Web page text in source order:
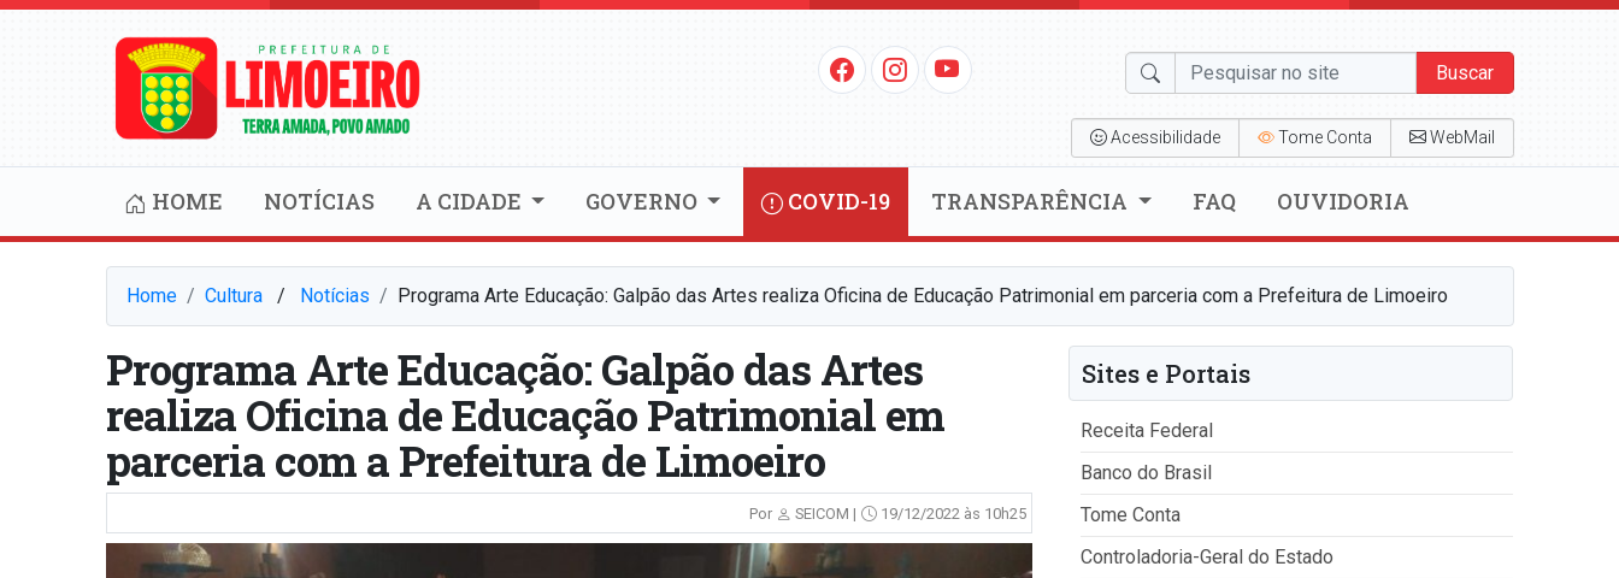
Buscar
Acessibilidade Tome Conta WebMail
HOME NOTÍCIAS A CIDADE GOVERNO COVID-19 TRANSPARÊNCIA FAQ OUVIDORIA
Home Cultura⠀/⠀ Notícias Programa Arte Educação: Galpão das Artes realiza Oficina de Educação Patrimonial em parceria com a Prefeitura de Limoeiro
Programa Arte Educação: Galpão das Artes
realiza Oficina de Educação Patrimonial em
parceria com a Prefeitura de Limoeiro
Por SEICOM | 19/12/2022 às 10h25
Sites e Portais
Receita Federal
Banco do Brasil
Tome Conta
Controladoria-Geral do Estado